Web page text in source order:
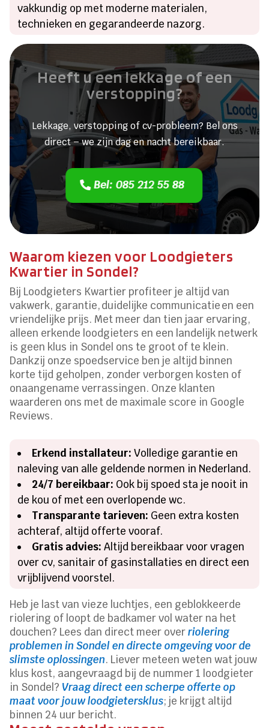
vakkundig op met moderne materialen,
technieken en gegarandeerde nazorg.
Heeft u een lekkage of een
verstopping?
Lekkage, verstopping of cv-probleem? Bel ons
direct – we zijn dag en nacht bereikbaar.
Bel: 085 212 55 88
Waarom kiezen voor Loodgieters
Kwartier in Sondel?
Bij Loodgieters Kwartier profiteer je altijd van
vakwerk, garantie, duidelijke communicatie en een
vriendelijke prijs. Met meer dan tien jaar ervaring,
alleen erkende loodgieters en een landelijk netwerk
is geen klus in Sondel ons te groot of te klein.
Dankzij onze spoedservice ben je altijd binnen
korte tijd geholpen, zonder verborgen kosten of
onaangename verrassingen. Onze klanten
waarderen ons met de maximale score in Google
Reviews.
Erkend installateur: Volledige garantie en
naleving van alle geldende normen in Nederland.
24/7 bereikbaar: Ook bij spoed sta je nooit in
de kou of met een overlopende wc.
Transparante tarieven: Geen extra kosten
achteraf, altijd offerte vooraf.
Gratis advies: Altijd bereikbaar voor vragen
over cv, sanitair of gasinstallaties en direct een
vrijblijvend voorstel.
Heb je last van vieze luchtjes, een geblokkeerde
riolering of loopt de badkamer vol water na het
douchen? Lees dan direct meer overriolering
problemen in Sondel en directe omgeving voor de
slimste oplossingen. Liever meteen weten wat jouw
klus kost, aangevraagd bij de nummer 1 loodgieter
in Sondel? Vraag direct een scherpe offerte op
maat voor jouw loodgietersklus; je krijgt altijd
binnen 24 uur bericht.